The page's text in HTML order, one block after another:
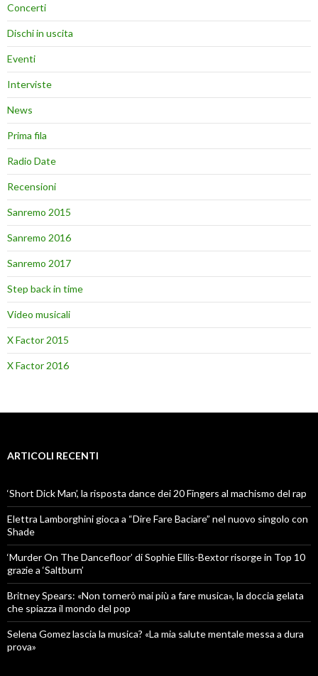
Concerti
Dischi in uscita
Eventi
Interviste
News
Prima fila
Radio Date
Recensioni
Sanremo 2015
Sanremo 2016
Sanremo 2017
Step back in time
Video musicali
X Factor 2015
X Factor 2016
ARTICOLI RECENTI
‘Short Dick Man’, la risposta dance dei 20 Fingers al machismo del rap
Elettra Lamborghini gioca a “Dire Fare Baciare” nel nuovo singolo con
Shade
‘Murder On The Dancefloor’ di Sophie Ellis-Bextor risorge in Top 10
grazie a ‘Saltburn’
Britney Spears: «Non tornerò mai più a fare musica», la doccia gelata
che spiazza il mondo del pop
Selena Gomez lascia la musica? «La mia salute mentale messa a dura
prova»